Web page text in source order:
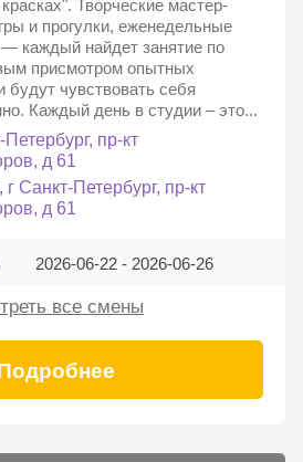
Творческие мастер-
и прогулки, еженедельные
— каждый найдет занятие по
присмотром опытных
будут чувствовать себя
Каждый день в студии – это...
пр-кт
д 61
Санкт-Петербург, пр-кт
д 61
2026-06-22 - 2026-06-26
все смены